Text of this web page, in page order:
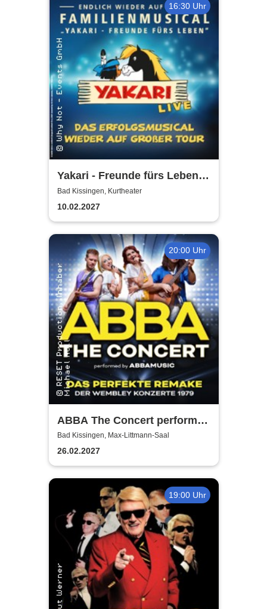
16:30 Uhr
Yakari - Freunde fürs Leben -
Das Musical für die ganze
Familie
Bad Kissingen, Kurtheater
10.02.2027
20:00 Uhr
ABBA The Concert performed
by ABBAMUSIC
Bad Kissingen, Max-Littmann-Saal
26.02.2027
19:00 Uhr